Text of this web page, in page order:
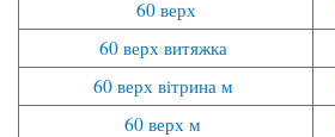
60 верх
60 верх витяжка
60 верх вітрина м
60 верх м